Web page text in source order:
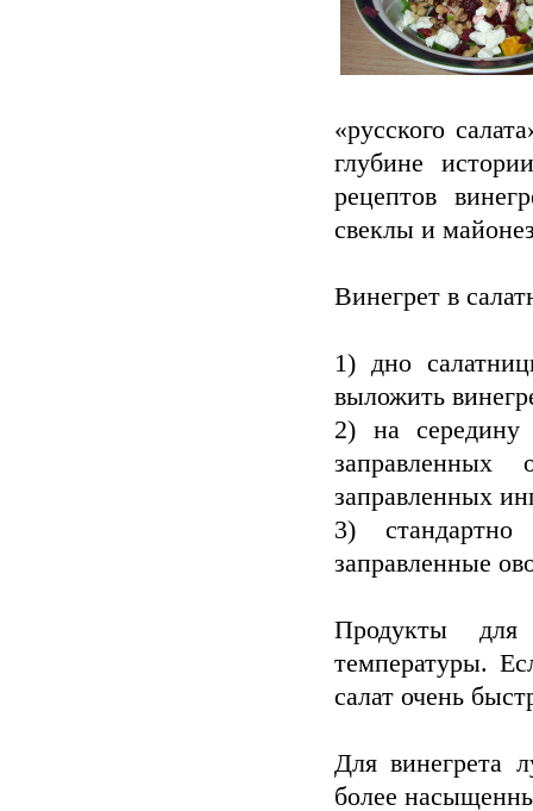
«русского
глубине
рецептов
свеклы и
Винегрет в
1) дно
выложить
2) на
заправленных
3)
заправленные
Продукты для
температуры.
салат очень
Для винегрета
более